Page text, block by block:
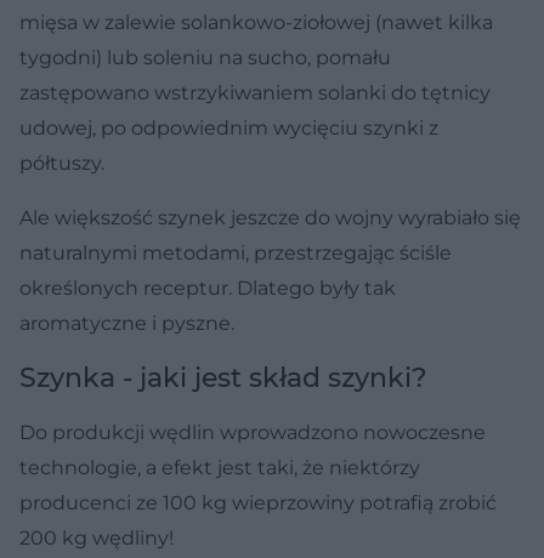
mięsa w zalewie solankowo-ziołowej (nawet kilka
tygodni) lub soleniu na sucho, pomału
zastępowano wstrzykiwaniem solanki do tętnicy
udowej, po odpowiednim wycięciu szynki z
półtuszy.
Ale większość szynek jeszcze do wojny wyrabiało się
naturalnymi metodami, przestrzegając ściśle
określonych receptur. Dlatego były tak
aromatyczne i pyszne.
Szynka - jaki jest skład szynki?
Do produkcji wędlin wprowadzono nowoczesne
technologie, a efekt jest taki, że niektórzy
producenci ze 100 kg wieprzowiny potrafią zrobić
200 kg wędliny!